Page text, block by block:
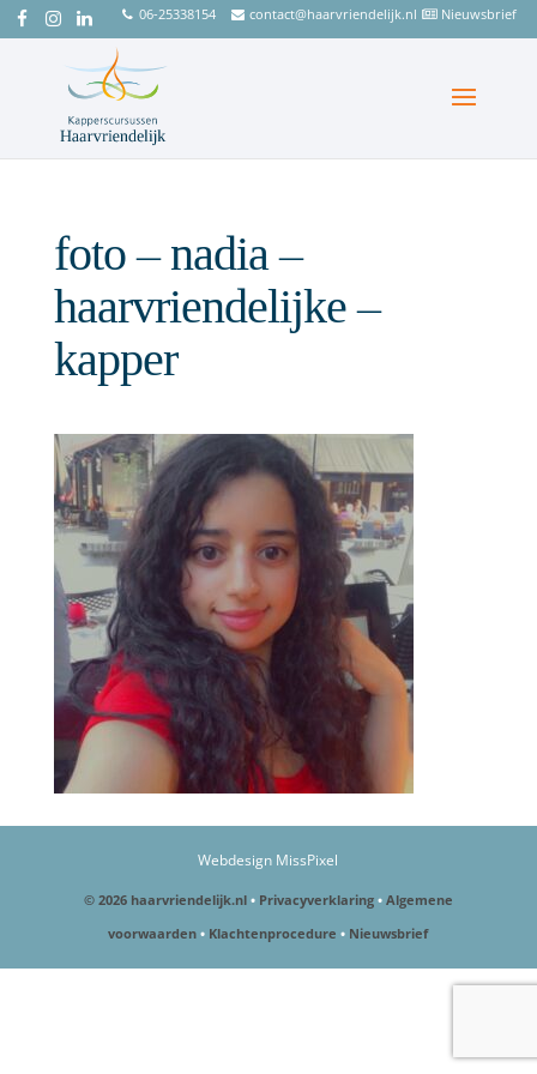
06-25338154 contact@haarvriendelijk.nl Nieuwsbrief
foto – nadia –
haarvriendelijke –
kapper
Webdesign MissPixel
© 2026 haarvriendelijk.nl • Privacyverklaring • Algemene
voorwaarden • Klachtenprocedure • Nieuwsbrief